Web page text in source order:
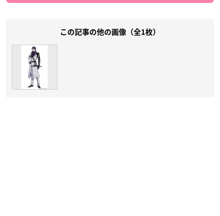
この記事の他の画像（全1枚）